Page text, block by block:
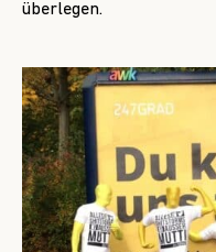
überlegen.